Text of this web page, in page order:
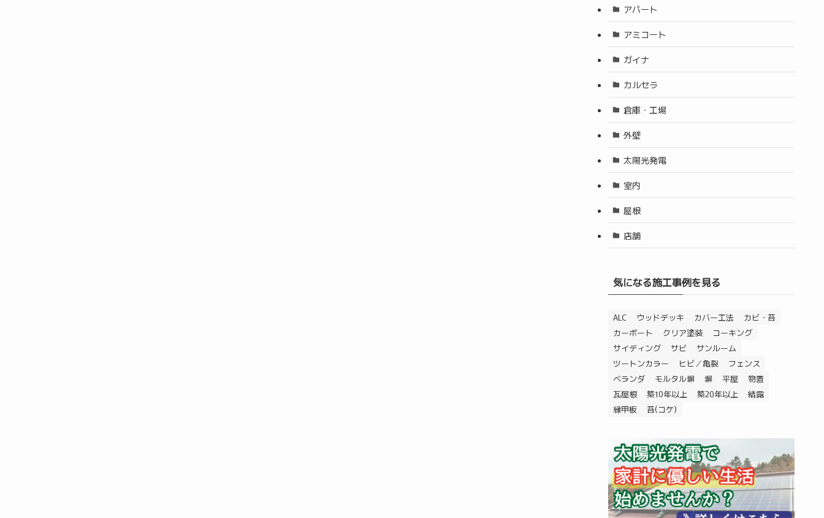
アパート
アミコート
ガイナ
カルセラ
倉庫・工場
外壁
太陽光発電
室内
屋根
店舗
気になる施工事例を見る
ALC ウッドデッキ カバー工法
カビ・苔
カーポート
クリア塗装
コーキング
サイディング
サビ
サンルーム
ツートンカラー
ヒビ／亀裂
フェンス
ベランダ
モルタル塀 塀 平屋
物置
瓦屋根
築10年以上 築20年以上
結露
縁甲板
苔(コケ)